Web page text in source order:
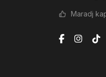
Maradj